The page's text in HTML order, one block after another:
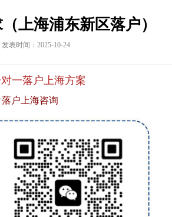
上海浦东新区落户）
发表时间：2025-10-24
一落户上海方案
户上海咨询